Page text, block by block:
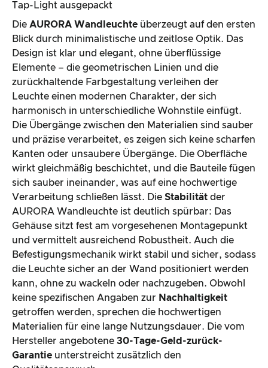
Tap-Light ausgepackt
Die AURORA Wandleuchte überzeugt auf den ersten
Blick durch minimalistische und zeitlose Optik. Das
Design ist klar und elegant, ohne überflüssige
Elemente – die geometrischen Linien und die
zurückhaltende Farbgestaltung verleihen der
Leuchte einen modernen Charakter, der sich
harmonisch in unterschiedliche Wohnstile einfügt.
Die Übergänge zwischen den Materialien sind sauber
und präzise verarbeitet, es zeigen sich keine scharfen
Kanten oder unsaubere Übergänge. Die Oberfläche
wirkt gleichmäßig beschichtet, und die Bauteile fügen
sich sauber ineinander, was auf eine hochwertige
Verarbeitung schließen lässt. Die Stabilität der
AURORA Wandleuchte ist deutlich spürbar: Das
Gehäuse sitzt fest am vorgesehenen Montagepunkt
und vermittelt ausreichend Robustheit. Auch die
Befestigungsmechanik wirkt stabil und sicher, sodass
die Leuchte sicher an der Wand positioniert werden
kann, ohne zu wackeln oder nachzugeben. Obwohl
keine spezifischen Angaben zur Nachhaltigkeit
getroffen werden, sprechen die hochwertigen
Materialien für eine lange Nutzungsdauer. Die vom
Hersteller angebotene 30-Tage-Geld-zurück-
Garantie unterstreicht zusätzlich den